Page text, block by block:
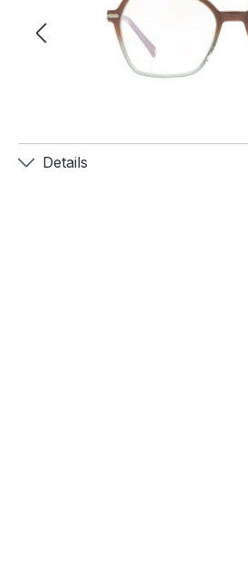
Details